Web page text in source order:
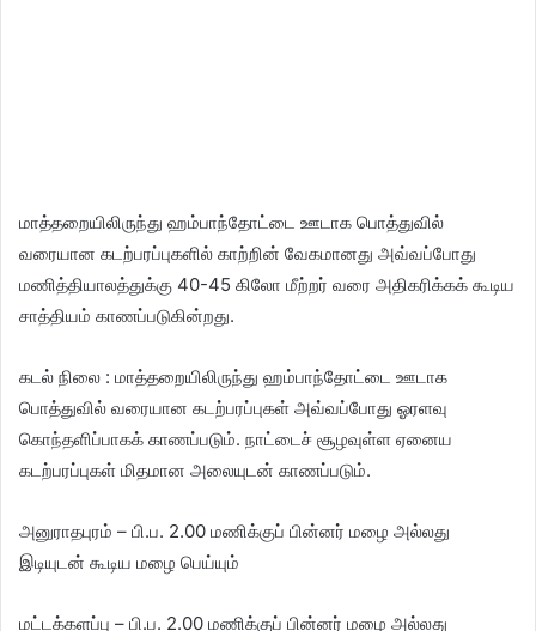
மாத்தறையிலிருந்து ஹம்பாந்தோட்டை ஊடாக பொத்துவில்
வரையான கடற்பரப்புகளில் காற்றின் வேகமானது அவ்வப்போது
மணித்தியாலத்துக்கு 40-45 கிலோ மீற்றர் வரை அதிகரிக்கக் கூடிய
சாத்தியம் காணப்படுகின்றது.
கடல் நிலை : மாத்தறையிலிருந்து ஹம்பாந்தோட்டை ஊடாக
பொத்துவில் வரையான கடற்பரப்புகள் அவ்வப்போது ஓரளவு
கொந்தளிப்பாகக் காணப்படும். நாட்டைச் சூழவுள்ள ஏனைய
கடற்பரப்புகள் மிதமான அலையுடன் காணப்படும்.
அனுராதபுரம் – பி.ப. 2.00 மணிக்குப் பின்னர் மழை அல்லது
இடியுடன் கூடிய மழை பெய்யும்
மட்டக்களப்பு – பி.ப. 2.00 மணிக்குப் பின்னர் மழை அல்லது